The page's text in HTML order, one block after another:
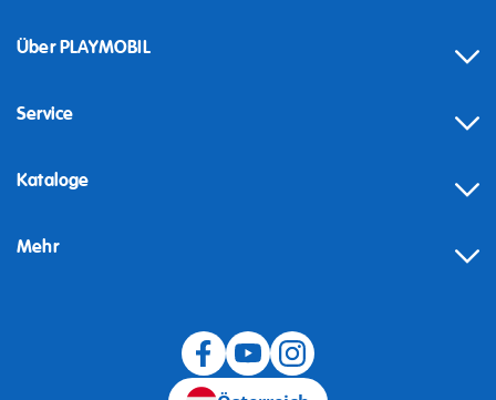
Über PLAYMOBIL
Service
Kataloge
Mehr